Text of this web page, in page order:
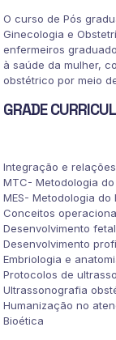
O curso de Pós
Ginecologia e
enfermeiros
à saúde da mulher,
obstétrico por meio
GRADE
Integração e
MTC- Metodologia
MES- Metodologia do
Conceitos
Desenvolvimento
Desenvolvimento
Embriologia e
Protocolos de
Ultrassonografia
Humanização no
Bioética